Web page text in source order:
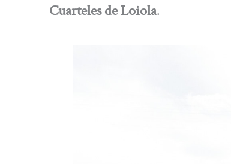
Cuarteles de Loiola.